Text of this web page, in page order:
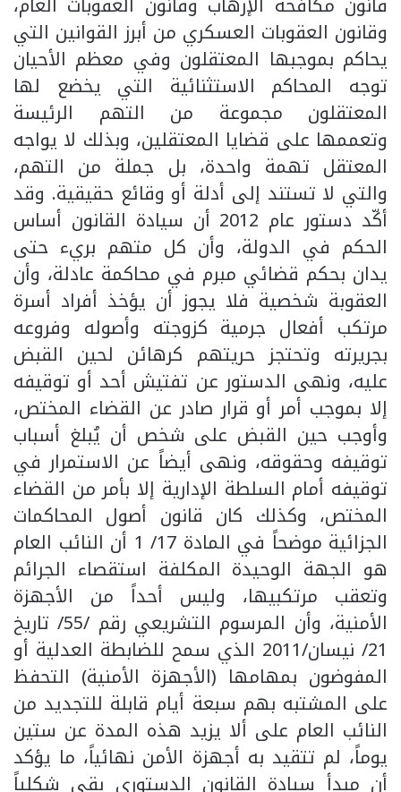
وقانون العقوبات العسكري من أبرز القوانين التي
يحاكم بموجبها المعتقلون وفي معظم الأحيان
توجه المحاكم الاستثنائية التي يخضع لها
المعتقلون مجموعة من التهم الرئيسة
وتعممها على قضايا المعتقلين، وبذلك لا يواجه
المعتقل تهمة واحدة، بل جملة من التهم،
والتي لا تستند إلى أدلة أو وقائع حقيقية. وقد
أكّد دستور عام 2012 أن سيادة القانون أساس
الحكم في الدولة، وأن كل متهم بريء حتى
يدان بحكم قضائي مبرم في محاكمة عادلة، وأن
العقوبة شخصية فلا يجوز أن يؤخذ أفراد أسرة
مرتكب أفعال جرمية كزوجته وأصوله وفروعه
بجريرته وتحتجز حريتهم كرهائن لحين القبض
عليه، ونهى الدستور عن تفتيش أحد أو توقيفه
إلا بموجب أمر أو قرار صادر عن القضاء المختص،
وأوجب حين القبض على شخص أن يُبلغ أسباب
توقيفه وحقوقه، ونهى أيضاً عن الاستمرار في
توقيفه أمام السلطة الإدارية إلا بأمر من القضاء
المختص، وكذلك كان قانون أصول المحاكمات
الجزائية موضحاً في المادة 17/ 1 أن النائب العام
هو الجهة الوحيدة المكلفة استقصاء الجرائم
وتعقب مرتكبيها، وليس أحداً من الأجهزة
الأمنية، وأن المرسوم التشريعي رقم /55/ تاريخ
21/ نيسان/2011 الذي سمح للضابطة العدلية أو
المفوضون بمهامها (الأجهزة الأمنية) التحفظ
على المشتبه بهم سبعة أيام قابلة للتجديد من
النائب العام على ألا يزيد هذه المدة عن ستين
يوماً، لم تتقيد به أجهزة الأمن نهائياً، ما يؤكد
أن مبدأ سيادة القانون الدستوري بقي شكلياً